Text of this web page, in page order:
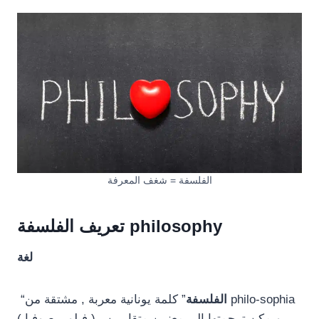
الفلسفة = شغف المعرفة
تعريف الفلسفة philosophy
“ الفلسفة” كلمة يونانية معربة , مشتقة من philo-sophia